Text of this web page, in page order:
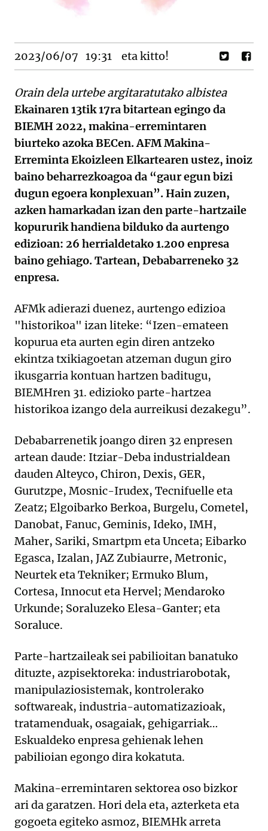
2023/06/07 19:31 eta kitto!
Orain dela urtebe argitaratutako albistea
Ekainaren 13tik 17ra bitartean egingo da
BIEMH 2022, makina-erremintaren
biurteko azoka BECen. AFM Makina-
Erreminta Ekoizleen Elkartearen ustez, inoiz
baino beharrezkoagoa da “gaur egun bizi
dugun egoera konplexuan”. Hain zuzen,
azken hamarkadan izan den parte-hartzaile
kopururik handiena bilduko da aurtengo
edizioan: 26 herrialdetako 1.200 enpresa
baino gehiago. Tartean, Debabarreneko 32
enpresa.
AFMk adierazi duenez, aurtengo edizioa
"historikoa" izan liteke: “Izen-emateen
kopurua eta aurten egin diren antzeko
ekintza txikiagoetan atzeman dugun giro
ikusgarria kontuan hartzen baditugu,
BIEMHren 31. edizioko parte-hartzea
historikoa izango dela aurreikusi dezakegu”.
Debabarrenetik joango diren 32 enpresen
artean daude: Itziar-Deba industrialdean
dauden Alteyco, Chiron, Dexis, GER,
Gurutzpe, Mosnic-Irudex, Tecnifuelle eta
Zeatz; Elgoibarko Berkoa, Burgelu, Cometel,
Danobat, Fanuc, Geminis, Ideko, IMH,
Maher, Sariki, Smartpm eta Unceta; Eibarko
Egasca, Izalan, JAZ Zubiaurre, Metronic,
Neurtek eta Tekniker; Ermuko Blum,
Cortesa, Innocut eta Hervel; Mendaroko
Urkunde; Soraluzeko Elesa-Ganter; eta
Soraluce.
Parte-hartzaileak sei pabilioitan banatuko
dituzte, azpisektoreka: industriarobotak,
manipulazio­sistemak, kontrolerako
softwareak, industria-automatizazioak,
tratamenduak, osagaiak, gehigarriak…
Eskualdeko enpresa gehienak lehen
pabilioian egongo dira kokatuta.
Makina-erremintaren sektorea oso bizkor
ari da garatzen. Hori dela eta, azterketa eta
gogoeta egiteko asmoz, BIEMHk arreta